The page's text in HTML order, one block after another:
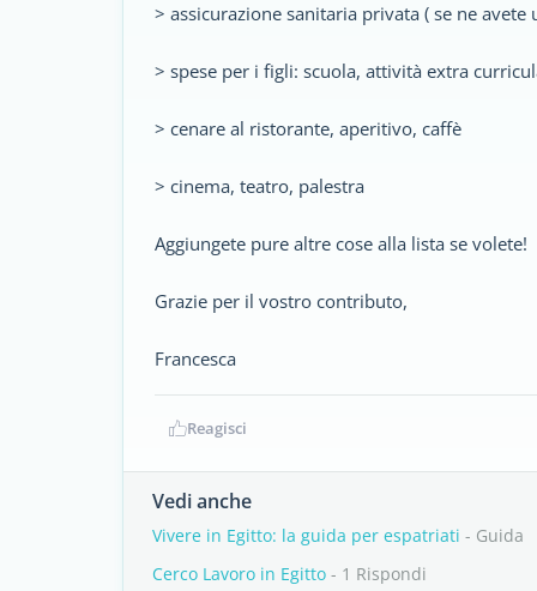
> assicurazione sanitaria privata ( se ne avete
> spese per i figli: scuola, attività extra
> cenare al ristorante, aperitivo, caffè
> cinema, teatro, palestra
Aggiungete pure altre cose alla lista se volete!
Grazie per il vostro contributo,
Francesca
Reagisci
Vedi anche
Vivere in Egitto: la guida per espatriati - Guida
Cerco Lavoro in Egitto - 1 Rispondi